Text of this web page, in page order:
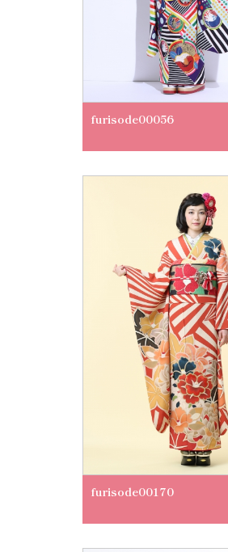
furisode00056
furisode00170